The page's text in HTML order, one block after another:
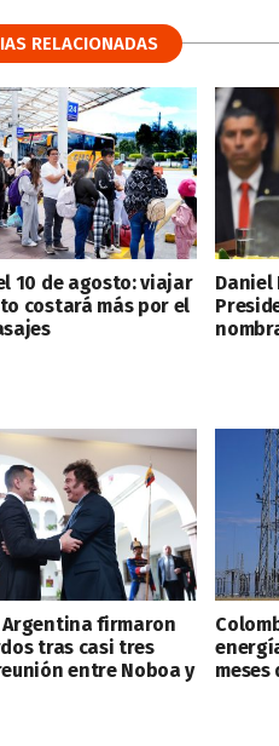
RELACIONADAS
10 de agosto: viajar
costará más por el
Daniel
Argentina firmaron
tras casi tres
entre Noboa y
meses